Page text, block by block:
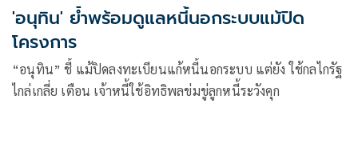
'อนุทิน' ย้ำพร้อมดูแลหนี้นอกระบบแม้ปิด
โครงการ
“อนุทิน” ชี้ แม้ปิดลงทะเบียนแก้หนี้นอกระบบ แต่ยัง ใช้กลไกรัฐ
ไกล่เกลี่ย เตือน เจ้าหนี้ใช้อิทธิพลข่มขู่ลูกหนี้ระวังคุก